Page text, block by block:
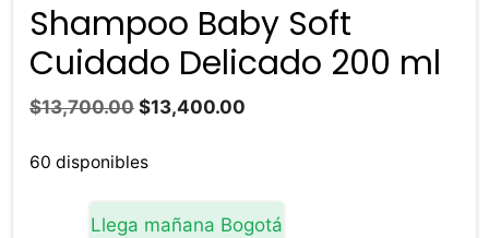
Shampoo Baby Soft
Cuidado Delicado 200 ml
$13,700.00 El
original
$13,700.00.
$13,400.00
$13,400.00.
60 disponibles
Llega mañana Bogotá